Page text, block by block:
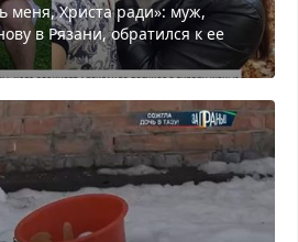
меня, Христа ради»: муж,
в Рязани, обратился к ее